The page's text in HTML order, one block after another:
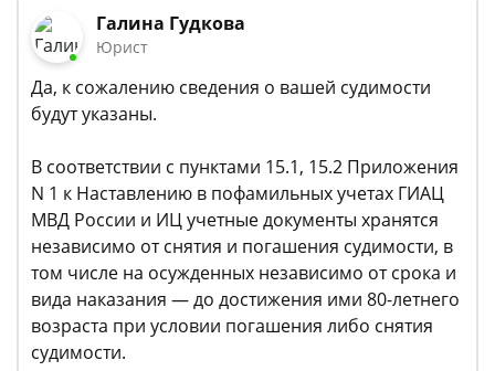
Галина Гудкова
Юрист
Да, к сожалению сведения о вашей судимости
будут указаны.
В соответствии с пунктами 15.1, 15.2 Приложения
N 1 к Наставлению в пофамильных учетах ГИАЦ
МВД России и ИЦ учетные документы хранятся
независимо от снятия и погашения судимости, в
том числе на осужденных независимо от срока и
вида наказания — до достижения ими 80-летнего
возраста при условии погашения либо снятия
судимости.